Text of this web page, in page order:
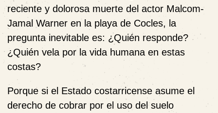
reciente y dolorosa muerte del actor Malcom-
Jamal Warner en la playa de Cocles, la
pregunta inevitable es: ¿Quién responde?
¿Quién vela por la vida humana en estas
costas?
Porque si el Estado costarricense asume el
derecho de cobrar por el uso del suelo